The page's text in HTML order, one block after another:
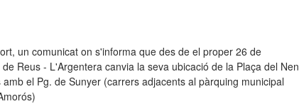
un comunicat on s'informa que des de el proper 26 de
Reus - L'Argentera canvia la seva ubicació de la Plaça del Nen
el Pg. de Sunyer (carrers adjacents al pàrquing municipal